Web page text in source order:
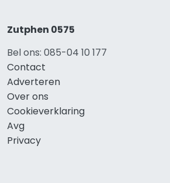
Zutphen 0575
Bel ons: 085-04 10 177
Contact
Adverteren
Over ons
Cookieverklaring
Avg
Privacy